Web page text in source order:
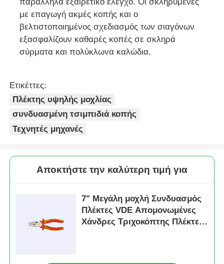
με επαγωγή ακμές κοπής και ο
βελτιστοποιημένος σχεδιασμός των σιαγόνων
εξασφαλίζουν καθαρές κοπές σε σκληρά
σύρματα και πολύκλωνα καλώδια.
Ετικέττες:
Πλέκτης υψηλής μοχλίας
συνδυασμένη τσιμπιδιά κοπής
Τεχνητές μηχανές
Αποκτήστε την καλύτερη τιμή για
7" Μεγάλη μοχλή Συνδυασμός
Πλέκτες VDE Απομονωμένες
Χάνδρες Τριχοκόπτης Πλέκτες